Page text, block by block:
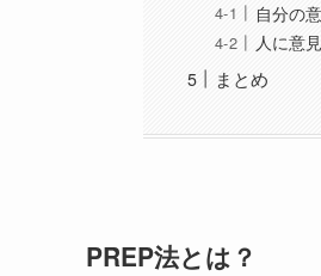
自分の
人に意
まとめ
PREP法とは？